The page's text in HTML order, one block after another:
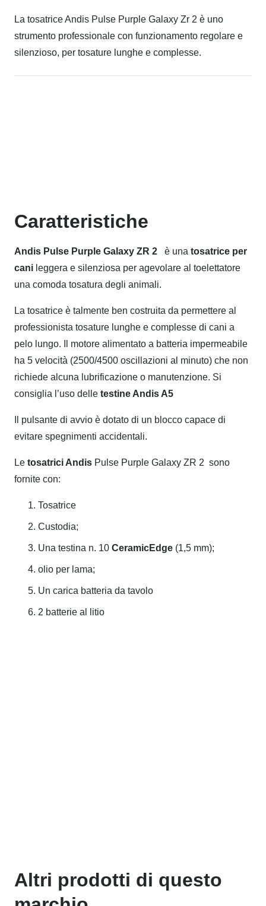
La tosatrice Andis Pulse Purple Galaxy Zr 2 è uno
strumento professionale con funzionamento regolare e
silenzioso, per tosature lunghe e complesse.
Caratteristiche
Andis Pulse Purple Galaxy ZR 2 è una tosatrice per
cani leggera e silenziosa per agevolare al toelettatore
una comoda tosatura degli animali.
La tosatrice è talmente ben costruita da permettere al
professionista tosature lunghe e complesse di cani a
pelo lungo. Il motore alimentato a batteria impermeabile
ha 5 velocità (2500/4500 oscillazioni al minuto) che non
richiede alcuna lubrificazione o manutenzione. Si
consiglia l’uso delle testine Andis A5
Il pulsante di avvio è dotato di un blocco capace di
evitare spegnimenti accidentali.
Le tosatrici Andis Pulse Purple Galaxy ZR 2 sono
fornite con:
Tosatrice
Custodia;
Una testina n. 10 CeramicEdge (1,5 mm);
olio per lama;
Un carica batteria da tavolo
2 batterie al litio
Altri prodotti di questo